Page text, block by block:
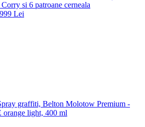
si 6 patroane cerneala
99 Lei
graffiti, Belton Molotow Premium -
light, 400 ml